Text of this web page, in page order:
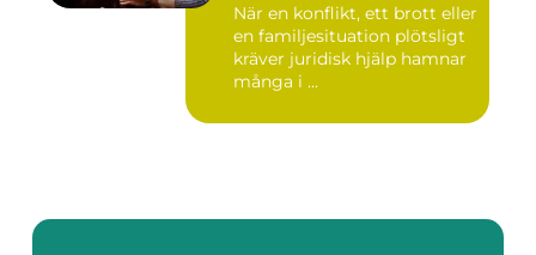
När en konflikt, ett brott eller
en familjesituation plötsligt
kräver juridisk hjälp hamnar
många i ...